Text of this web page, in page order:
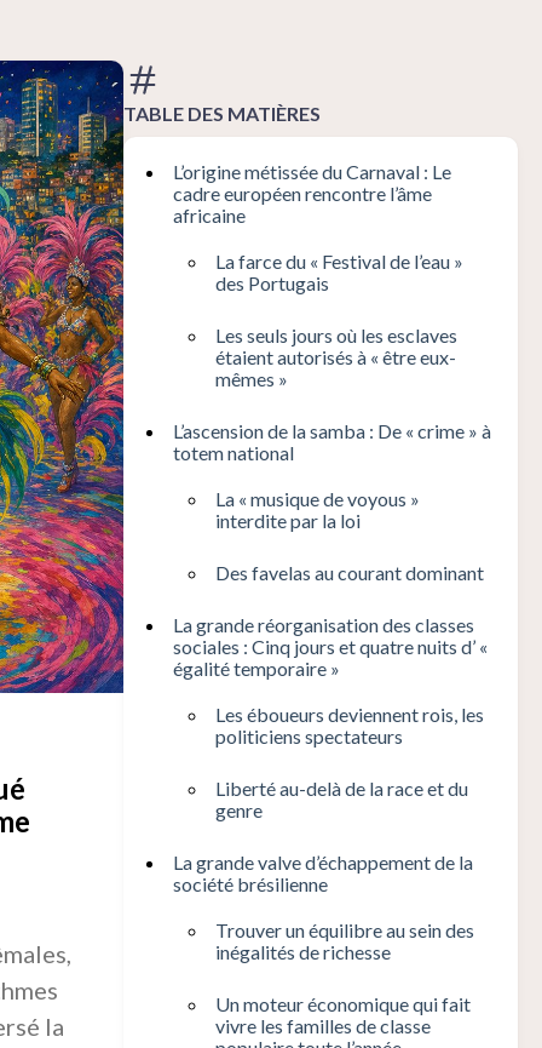
TABLE DES MATIÈRES
L’origine métissée du Carnaval : Le
cadre européen rencontre l’âme
africaine
La farce du « Festival de l’eau »
des Portugais
Les seuls jours où les esclaves
étaient autorisés à « être eux-
mêmes »
L’ascension de la samba : De « crime » à
totem national
La « musique de voyous »
interdite par la loi
Des favelas au courant dominant
La grande réorganisation des classes
sociales : Cinq jours et quatre nuits d’ «
égalité temporaire »
Les éboueurs deviennent rois, les
politiciens spectateurs
Liberté au-delà de la race et du
genre
La grande valve d’échappement de la
société brésilienne
Trouver un équilibre au sein des
inégalités de richesse
Un moteur économique qui fait
vivre les familles de classe
la